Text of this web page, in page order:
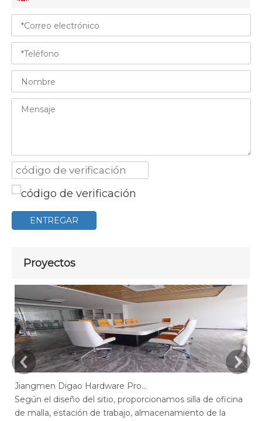
ENTREGAR
Proyectos
Jiangmen Digao Hardware Products Company
Según el diseño del sitio, proporcionamos silla de oficina
de malla, estación de trabajo, almacenamiento de la